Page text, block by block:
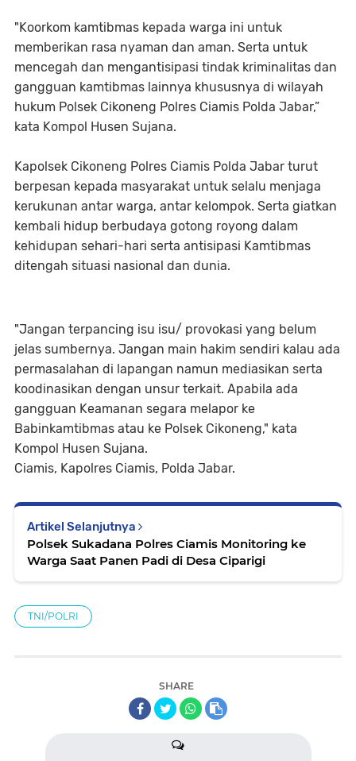
"Koorkom kamtibmas kepada warga ini untuk
memberikan rasa nyaman dan aman. Serta untuk
mencegah dan mengantisipasi tindak kriminalitas dan
gangguan kamtibmas lainnya khususnya di wilayah
hukum Polsek Cikoneng Polres Ciamis Polda Jabar,”
kata Kompol Husen Sujana.
Kapolsek Cikoneng Polres Ciamis Polda Jabar turut
berpesan kepada masyarakat untuk selalu menjaga
kerukunan antar warga, antar kelompok. Serta giatkan
kembali hidup berbudaya gotong royong dalam
kehidupan sehari-hari serta antisipasi Kamtibmas
ditengah situasi nasional dan dunia.
"Jangan terpancing isu isu/ provokasi yang belum
jelas sumbernya. Jangan main hakim sendiri kalau ada
permasalahan di lapangan namun mediasikan serta
koodinasikan dengan unsur terkait. Apabila ada
gangguan Keamanan segara melapor ke
Babinkamtibmas atau ke Polsek Cikoneng," kata
Kompol Husen Sujana.
Ciamis, Kapolres Ciamis, Polda Jabar.
Artikel Selanjutnya
Polsek Sukadana Polres Ciamis Monitoring ke
Warga Saat Panen Padi di Desa Ciparigi
TNI/POLRI
SHARE